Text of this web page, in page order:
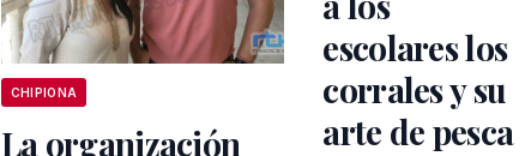
CHIPIONA
La organización
escolares los
corrales y su
arte de pesca